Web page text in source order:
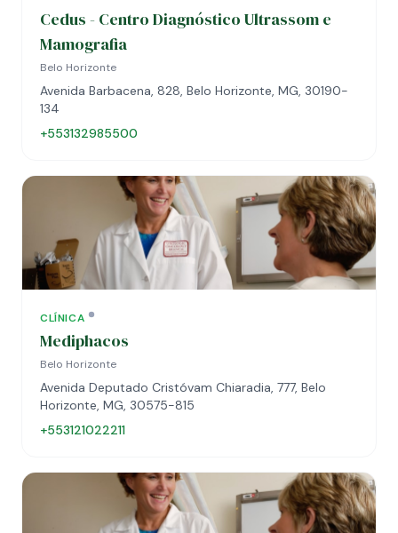
Cedus - Centro Diagnóstico Ultrassom e
Mamografia
Belo Horizonte
Avenida Barbacena, 828, Belo Horizonte, MG, 30190-
134
+553132985500
CLÍNICA
Mediphacos
Belo Horizonte
Avenida Deputado Cristóvam Chiaradia, 777, Belo
Horizonte, MG, 30575-815
+553121022211